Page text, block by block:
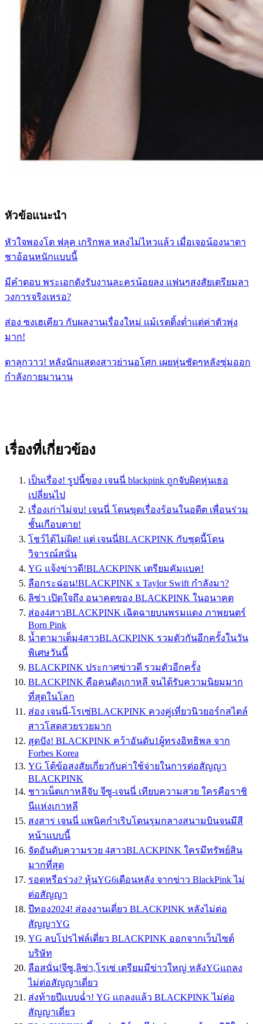
หัวข้อแนะนำ
หัวใจพองโต ฟลุค เกริกพล หลงไม่ไหวแล้ว เมื่อเจอน้องนาตา
ชาอ้อนหนักเเบบนี้
มีคำตอบ พระเอกดังรับงานละครน้อยลง เเฟนๆสงสัยเตรียมลา
วงการจริงเหรอ?
ส่อง ซงเฮเคียว กับผลงานเรื่องใหม่ เเม้เรตติ้งต่ำเเต่ค่าตัวพุ่ง
มาก!
ตาลุกวาว! หลังนักเเสดงสาวย่านอโศก เผยหุ่นชัดๆหลังซุ่มออก
กำลังกายมานาน
เรื่องที่เกี่ยวข้อง
เป็นเรื่อง! รูปนี้ของ เจนนี่ blackpink ถูกจับผิดหุ่นเธอ
เปลี่ยนไป
เรื่องเก่าไม่จบ! เจนนี่ โดนขุดเรื่องร้อนในอดีต เพื่อนร่วม
ชั้นเกือบตาย!
โชว์ได้ไม่ผิด! เเต่ เจนนี่BLACKPINK กับชุดนี้โดน
วิจารณ์สนั่น
YG แจ้งข่าวดี!BLACKPINK เตรียมคัมแบค!
ลือกระฉ่อน!BLACKPINK x Taylor Swift กำลังมา?
ลิซ่า เปิดใจถึง อนาคตของ BLACKPINK ในอนาคต
ส่อง4สาวBLACKPINK เฉิดฉายบนพรมแดง ภาพยนตร์
Born Pink
น้ำตามาเต็ม4สาวBLACKPINK รวมตัวกันอีกครั้งในวัน
พิเศษวันนี้
BLACKPINK ประกาศข่าวดี รวมตัวอีกครั้ง
BLACKPINK คือคนดังเกาหลี จนได้รับความนิยมมาก
ที่สุดในโลก
ส่อง เจนนี่-โรเซ่BLACKPINK ควงคู่เที่ยวนิวยอร์กสไตล์
สาวโสดสวยรวยมาก
สุดปัง! BLACKPINK คว้าอันดับ1ผู้ทรงอิทธิพล จาก
Forbes Korea
YG โต้ข้อสงสัยเกี่ยวกับค่าใช้จ่ายในการต่อสัญญา
BLACKPINK
ชาวเน็ตเกาหลีจับ จีซู-เจนนี่ เทียบความสวย ใครคือราชิ
นีเเห่งเกาหลี
สงสาร เจนนี่ เเพนิคกำเริบโดนรุมกลางสนามบินจนมีสี
หน้าเเบบนี้
จัดอันดับความรวย 4สาวBLACKPINK ใครมีทรัพย์สิน
มากที่สุด
รอดหรือร่วง? หุ้นYG6เดือนหลัง จากข่าว BlackPink ไม่
ต่อสัญญา
ปีทอง2024! ส่องงานเดี่ยว BLACKPINK หลังไม่ต่อ
สัญญาYG
YG ลบโปรไฟล์เดี่ยว BLACKPINK ออกจากเว็บไซต์
บริษัท
ลือสนั่น!จีซู,ลิซ่า,โรเซ่ เตรียมมีข่าวใหญ่ หลังYGแถลง
ไม่ต่อสัญญาเดี่ยว
ส่งท้ายปีเเบบฉ่ำ! YG เเถลงเเล้ว BLACKPINK ไม่ต่อ
สัญญาเดี่ยว